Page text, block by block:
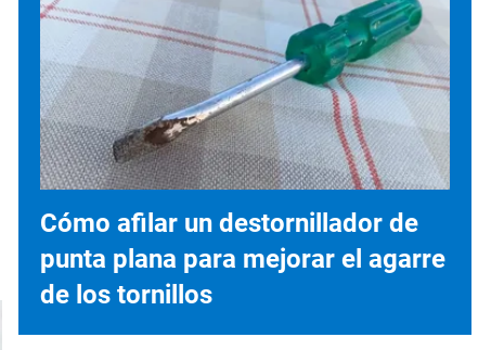
Cómo afilar un destornillador de
punta plana para mejorar el agarre
de los tornillos